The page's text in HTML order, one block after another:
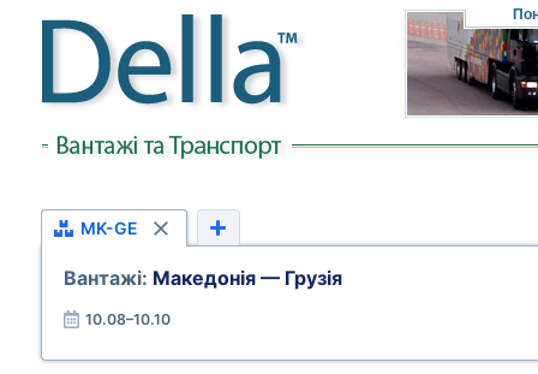
MK-GE
Вантажі: Македонія — Грузія
10.08–10.10